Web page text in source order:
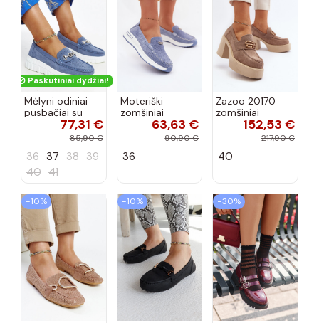
Paskutiniai dydžiai!
Mėlyni odiniai
pusbačiai su
dekoratyvine
sagtimi Taija
77,31 €
85,90 €
36 37 38 39
40 41
Moteriški
zomšiniai
mokasinai
Demela mėlynos
63,63 €
90,90 €
36
Zazoo 20170
zomšiniai
bateliai su
kulniukais smėlio
152,53 €
217,90 €
40
−10% −10% −30%